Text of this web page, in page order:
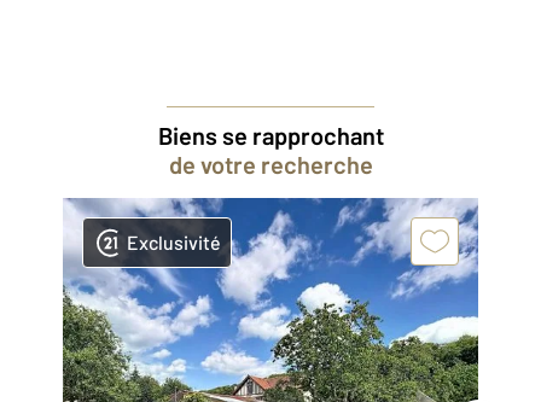
Biens se rapprochant
de votre recherche
Exclusivité